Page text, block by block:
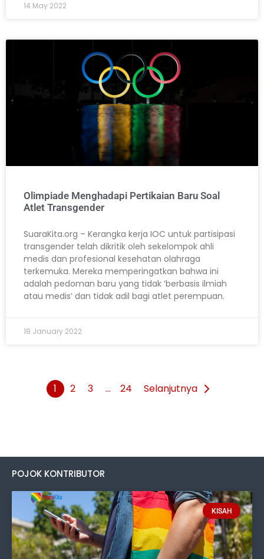
14 May 2022
Olimpiade Menghadapi Pertikaian Baru Soal
Atlet Transgender
SuaraKita.org – Kerangka kerja IOC untuk partisipasi
transgender telah dikritik oleh sekelompok ahli
medis dan profesional kesehatan olahraga
terkemuka. Mereka memperingatkan bahwa ini
adalah pedoman baru yang tidak ‘berbasis ilmiah
atau medis’ dan tidak adil bagi atlet perempuan.
18 January 2022
1 2 3 … 24 Selanjutnya
POJOK KONTRIBUTOR
KISAH